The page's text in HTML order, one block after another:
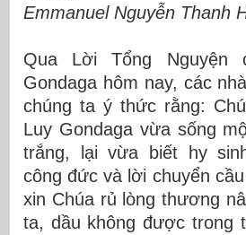
Emmanuel Nguyễn Thanh
Qua Lời Tổng Nguyện
Gondaga hôm nay, các
chúng ta ý thức rằng:
Luy Gondaga vừa sống
trắng, lại vừa biết hy
công đức và lời chuyển
xin Chúa rủ lòng thương
ta, dầu không được trong